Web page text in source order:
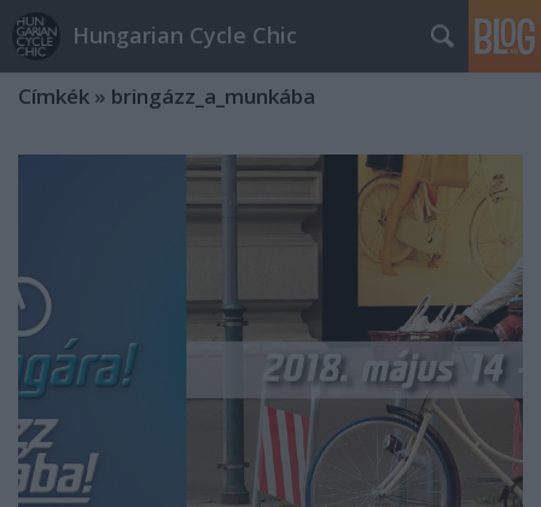
Hungarian Cycle Chic
Címkék » bringázz_a_munkába